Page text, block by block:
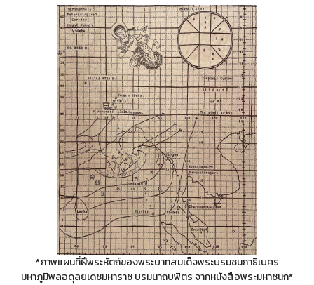
*ภาพแผนที่ฝีพระหัตถ์ของพระบาทสมเด็จพระบรมชนกาธิเบศร
มหาภูมิพลอดุลยเดชมหาราช บรมนาถบพิตร จากหนังสือพระมหาชนก*